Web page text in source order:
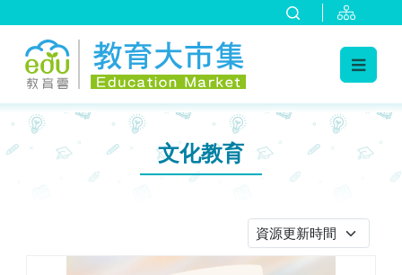
::: 文化教育